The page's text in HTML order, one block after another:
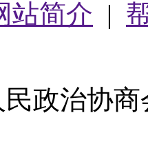
站简介 |
民政治协